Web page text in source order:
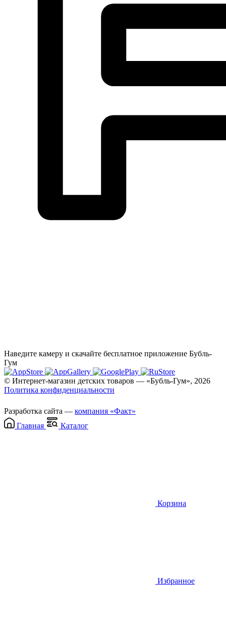
Наведите камеру и скачайте бесплатное приложение Бубль-
Гум
© Интернет-магазин детских товаров — «Бубль-Гум», 2026
Политика конфиденциальности
Разработка сайта — компания «Факт»
Главная
Каталог
Корзина
Избранное